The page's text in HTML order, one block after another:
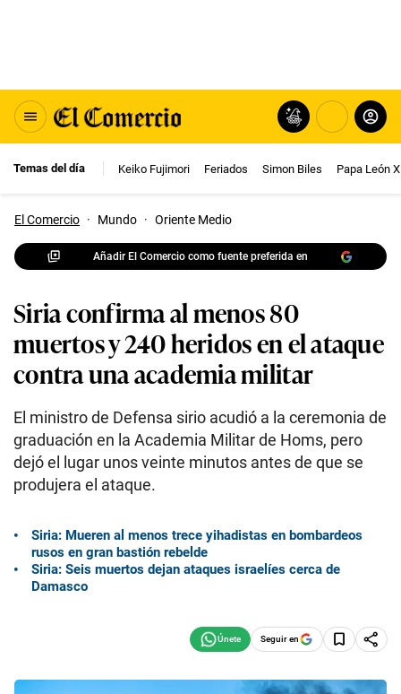
Temas del día Keiko Fujimori Feriados Simon Biles Papa León
El Comercio · Mundo · Oriente Medio
Añadir El Comercio como fuente preferida en
Siria confirma al menos 80
muertos y 240 heridos en el ataque
contra una academia militar
El ministro de Defensa sirio acudió a la ceremonia de
graduación en la Academia Militar de Homs, pero
dejó el lugar unos veinte minutos antes de que se
produjera el ataque.
Siria: Mueren al menos trece yihadistas en bombardeos
rusos en gran bastión rebelde
Siria: Seis muertos dejan ataques israelíes cerca de
Damasco
Seguir en